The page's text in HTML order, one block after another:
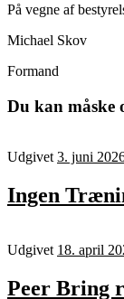
På vegne af
Michael Skov
Formand
Du kan måske
Udgivet 3. juni
Ingen
Udgivet 18. april
Peer Bring